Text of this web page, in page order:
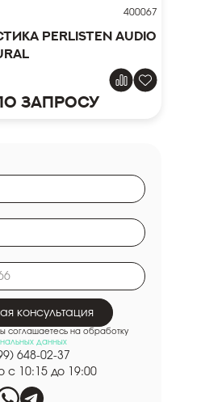
400067
Perlisten Audio
запросу
консультация
соглашаетесь на обработку
данных
648-02-37
с 10:15 до 19:00